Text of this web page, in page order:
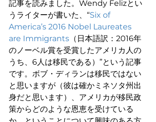
記事を読みました。Wendy Felizとい
うライターが書いた、“Six of
America’s 2016 Nobel Laureates
are Immigrants （日本語訳：2016年
のノーベル賞を受賞したアメリカ人の
うち、6人は移民である）”という記事
です。ボブ・ディランは移民ではない
と思いますが（彼は確かミネソタ州出
身だと思います）、アメリカが移民政
策からどのような恩恵を受けている